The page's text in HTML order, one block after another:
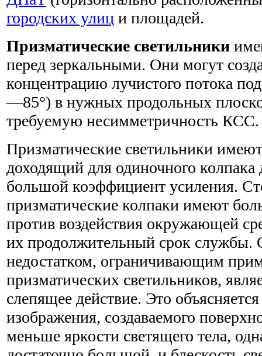
городских улиц и площадей.
Призматические светильники
перед зеркальными. Они могут
концентрацию лучистого потока
—85°) в нужных продольных
требуемую несимметричность КСС.
Призматические светильники
доходящий для одиночного колпака
большой коэффициент усиления.
призматические колпаки имеют
против воздействия окружающей
их продолжительный срок службы.
недостатком, ограничивающим
призматических светильников,
слепящее действие. Это
изображения, создаваемого
меньше яркости светящего тела,